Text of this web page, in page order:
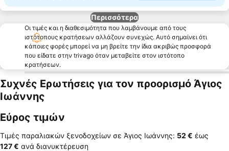
Περισσότερα
Οι τιμές και η διαθεσιμότητα που λαμβάνουμε από τους
ιστότοπους κρατήσεων αλλάζουν συνεχώς. Αυτό σημαίνει ότι
κάποιες φορές μπορεί να μη βρείτε την ίδια ακριβώς προσφορά
που είδατε στην trivago όταν μεταβείτε στον ιστότοπο
κρατήσεων.
Συχνές Ερωτήσεις για τον προορισμό Άγιος
Ιωάννης
Εύρος τιμών
Τιμές παραλιακών ξενοδοχείων σε Άγιος Ιωάννης: ‎52 € έως
‎127 € ανά διανυκτέρευση